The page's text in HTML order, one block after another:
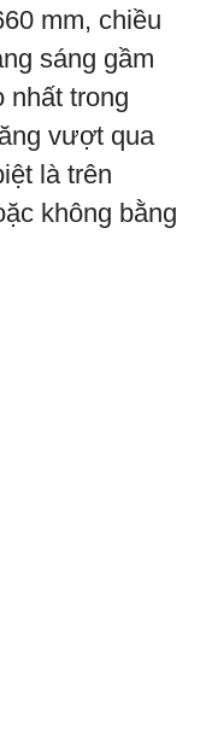
mm, chiều
sáng gầm
nhất trong
vượt qua
là trên
không bằng